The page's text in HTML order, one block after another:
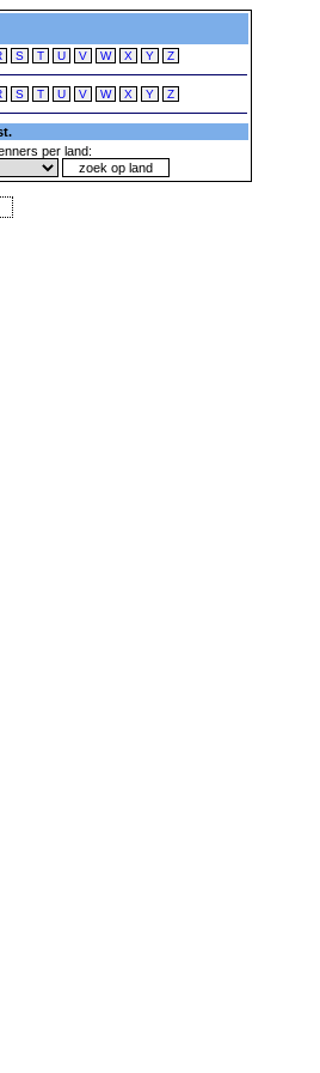
S T U V W X Y Z
S T U V W X Y Z
per land: